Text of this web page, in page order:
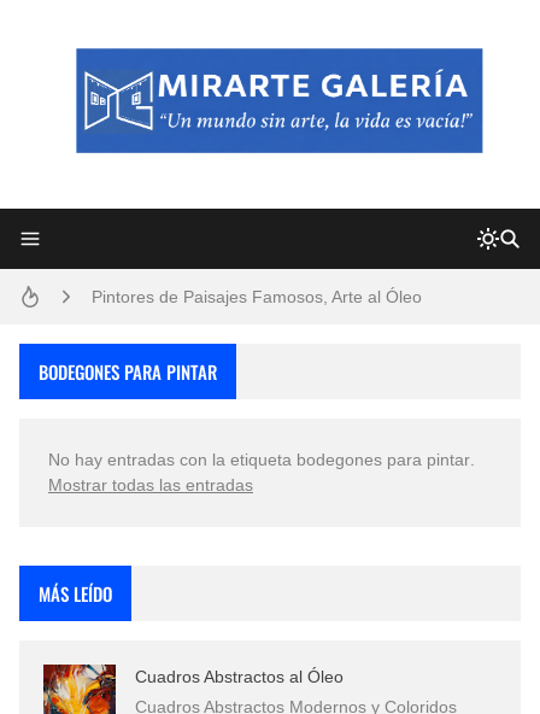
Pintores de Paisajes Famosos, Arte al Óleo
Que significan los cuadros de negras africanas?
BODEGONES PARA PINTAR
No hay entradas con la etiqueta bodegones para pintar
Mostrar todas las entradas
MÁS LEÍDO
Cuadros Abstractos al Óleo
Cuadros Abstractos Modernos y Coloridos